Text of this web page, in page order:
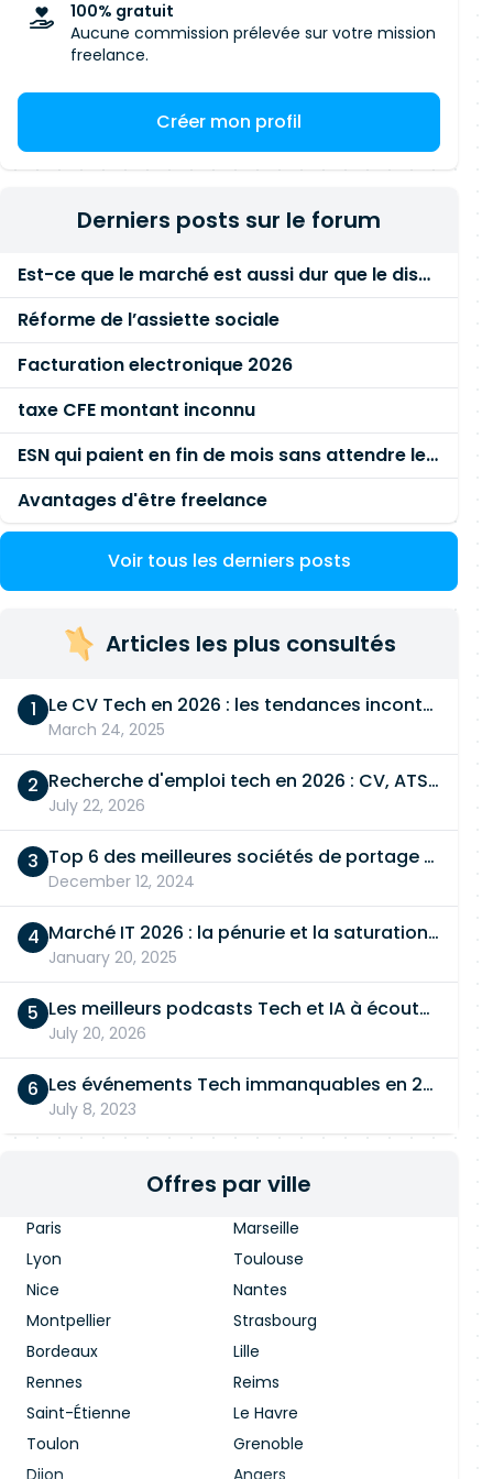
100% gratuit
Aucune commission prélevée sur votre mission
freelance.
Créer mon profil
Derniers posts sur le forum
Est-ce que le marché est aussi dur que le disent les commerciaux ?
Réforme de l’assiette sociale
Facturation electronique 2026
taxe CFE montant inconnu
ESN qui paient en fin de mois sans attendre le paiement client ?
Avantages d'être freelance
Voir tous les derniers posts
Articles les plus consultés
Le CV Tech en 2026 : les tendances incontournables
March 24, 2025
Recherche d'emploi tech en 2026 : CV, ATS, entretien… On vous dit tout
July 22, 2026
Top 6 des meilleures sociétés de portage salarial
December 12, 2024
Marché IT 2026 : la pénurie et la saturation, en même temps
January 20, 2025
Les meilleurs podcasts Tech et IA à écouter en 2026
July 20, 2026
Les événements Tech immanquables en 2026
July 8, 2023
Offres par ville
Paris
Marseille
Lyon
Toulouse
Nice
Nantes
Montpellier
Strasbourg
Bordeaux
Lille
Rennes
Reims
Saint-Étienne
Le Havre
Toulon
Grenoble
Dijon
Angers